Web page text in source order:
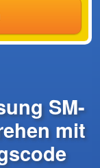
SM-
mit